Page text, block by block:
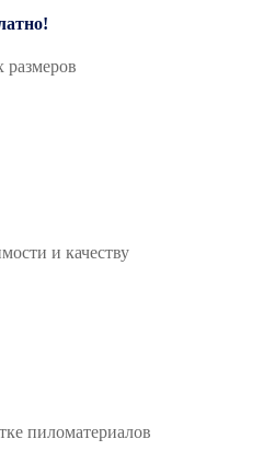
размеров
и качеству
пиломатериалов